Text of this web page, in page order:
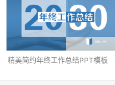
精美简约年终工作总结PPT模板